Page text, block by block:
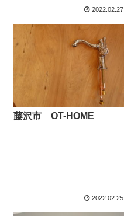
2022.02.27
藤沢市 OT-HOME
2022.02.25